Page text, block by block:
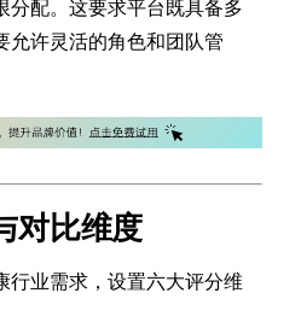
分配。这要求平台既具备多
允许灵活的角色和团队管
对比维度
行业需求，设置六大评分维